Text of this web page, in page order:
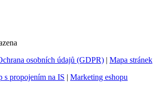
osobních údajů (GDPR) | Mapa stránek
s propojením na IS | Marketing eshopu